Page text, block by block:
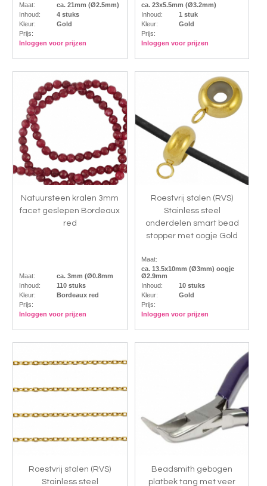
Maat:
ca. 21mm (Ø2.5mm)
Inhoud:
4 stuks
Kleur:
Gold
Prijs:
Inloggen voor prijzen
ca. 23x5.5mm (Ø3.2mm)
Inhoud:
1 stuk
Kleur:
Gold
Prijs:
Inloggen voor prijzen
Natuursteen kralen 3mm
facet geslepen Bordeaux
red
Maat:
ca. 3mm (Ø0.8mm
Inhoud:
110 stuks
Kleur:
Bordeaux red
Prijs:
Inloggen voor prijzen
Roestvrij stalen (RVS)
Stainless steel
onderdelen smart bead
stopper met oogje Gold
Maat:
ca. 13.5x10mm (Ø3mm) oogje
Ø2.9mm
Inhoud:
10 stuks
Kleur:
Gold
Prijs:
Inloggen voor prijzen
Roestvrij stalen (RVS)
Stainless steel
Beadsmith gebogen
platbek tang met veer